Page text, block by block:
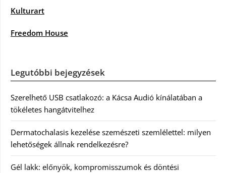
Kulturart
Freedom House
Legutóbbi bejegyzések
Szerelhető USB csatlakozó: a Kácsa Audió kínálatában a
tökéletes hangátvitelhez
Dermatochalasis kezelése szemészeti szemlélettel: milyen
lehetőségek állnak rendelkezésre?
Gél lakk: előnyök, kompromisszumok és döntési